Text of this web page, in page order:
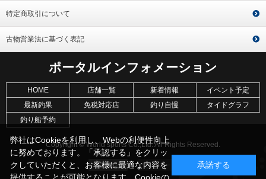
特定商取引について
古物営業法に基づく表記
ポータルインフォメーション
HOME 店舗一覧 新着情報
イベント予定
最新釣果
免税対応店 釣り自慢
タイドグラフ
釣り船予約
Copyright © World sports Co.,Ltd. All Rights Reserved.
弊社はCookieを利用し、Webの利便性向上
に努めております。「承認する」をクリッ
クしていただくと、お客様に最適な内容を
承諾する